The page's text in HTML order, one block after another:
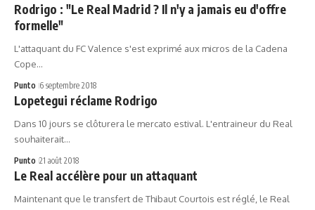
Rodrigo : "Le Real Madrid ? Il n'y a jamais eu d'offre
formelle"
L'attaquant du FC Valence s'est exprimé aux micros de la Cadena
Cope…
Punto 6 septembre 2018
Lopetegui réclame Rodrigo
Dans 10 jours se clôturera le mercato estival. L'entraineur du Real
souhaiterait…
Punto 21 août 2018
Le Real accélère pour un attaquant
Maintenant que le transfert de Thibaut Courtois est réglé, le Real